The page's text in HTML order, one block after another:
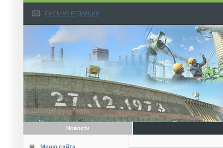
ПИСЬМО РЕДАКЦИИ
Новости